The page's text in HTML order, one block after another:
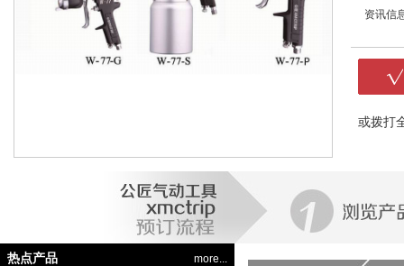
资讯信
或拨打
热点产品 more...